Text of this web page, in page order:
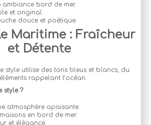
ambiance bord de mer.
et original.
douce et poétique.
Maritime : Fraîcheur
et Détente
style utilise des tons bleus et blancs, du
rappelant l’océan.
style ?
atmosphère apaisante.
en bord de mer.
et élégance.